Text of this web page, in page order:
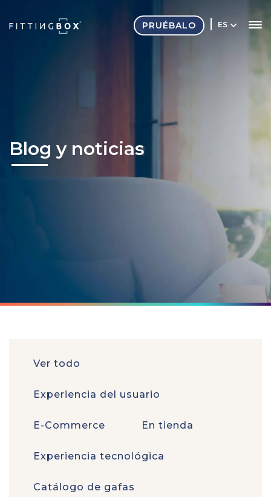
ES
PRUÉBALO
Blog y noticias
Ver todo
Experiencia del usuario
E-Commerce En tienda
Experiencia tecnológica
Catálogo de gafas